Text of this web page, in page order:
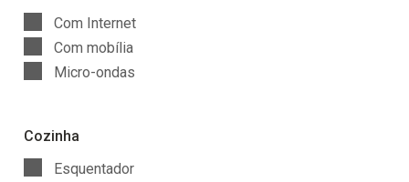
Com Internet
Com mobília
Micro-ondas
Cozinha
Esquentador